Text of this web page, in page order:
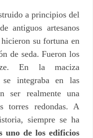
a principios del
antiguos artesanos
su fortuna en
de seda. Fueron los
En la maciza
integraba en las
ser realmente una
torres redondas. A
siempre se ha
uno de los edificios